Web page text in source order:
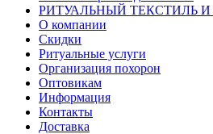
РИТУАЛЬНЫЙ ТЕКСТИЛЬ
О компании
Скидки
Ритуальные услуги
Организация похорон
Оптовикам
Информация
Контакты
Доставка